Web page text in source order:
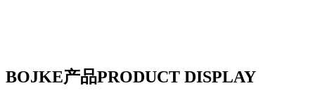
BOJKE产品PRODUCT DISPLAY